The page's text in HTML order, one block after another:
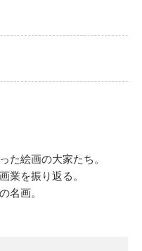
た絵画の大家たち。
業を振り返る。
名画。